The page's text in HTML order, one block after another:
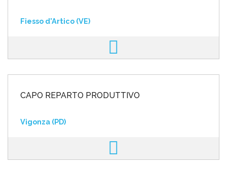
Fiesso d'Artico (VE)
CAPO REPARTO PRODUTTIVO
Vigonza (PD)